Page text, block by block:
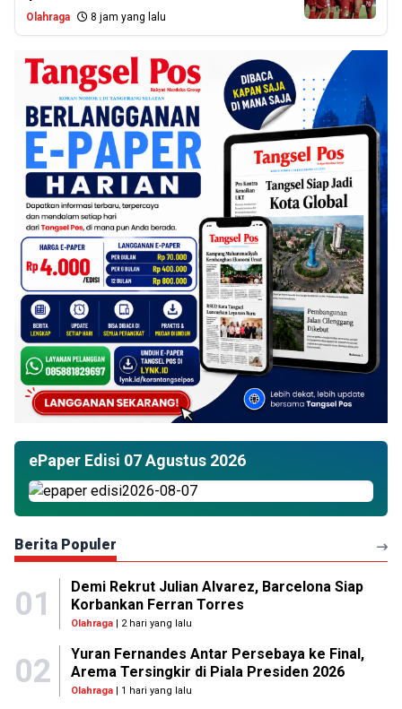
Olahraga 8 jam yang lalu
ePaper Edisi 07 Agustus 2026
Berita Populer
01
Demi Rekrut Julian Alvarez, Barcelona Siap
Korbankan Ferran Torres
Olahraga| 2 hari yang lalu
02
Yuran Fernandes Antar Persebaya ke Final,
Arema Tersingkir di Piala Presiden 2026
Olahraga| 1 hari yang lalu